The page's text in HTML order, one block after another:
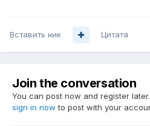
Вставить ник Цитата
Join the conversation
You can post now and register
sign in now to post with your